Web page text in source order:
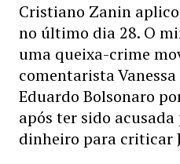
Cristiano Zanin
no último dia 28. O
uma queixa-crime
comentarista
Eduardo Bolsonaro
após ter sido
dinheiro para criticar